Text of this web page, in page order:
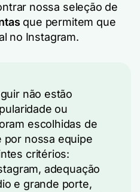
nossa seleção de
que permitem que
no Instagram.
não estão
ou
escolhidas de
por nossa equipe
critérios:
adequação
e grande porte,